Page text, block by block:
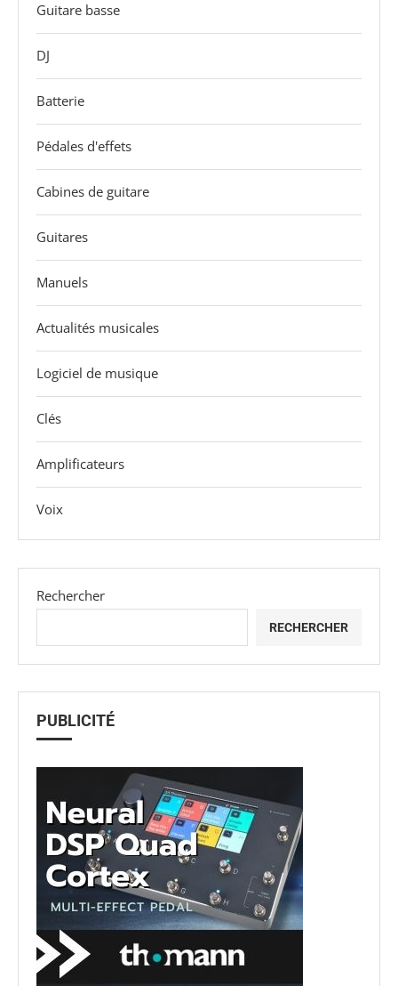
Rechercher
RECHERCHER
PUBLICITÉ
Guitare basse
DJ
Batterie
Pédales d'effets
Cabines de guitare
Guitares
Manuels
Actualités musicales
Logiciel de musique
Clés
Amplificateurs
Voix